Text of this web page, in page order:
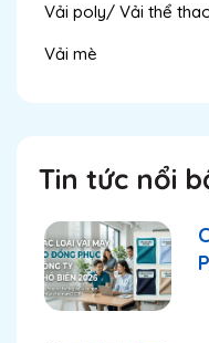
Vải poly/ Vải thể
Vải mè
Tin tức nổi